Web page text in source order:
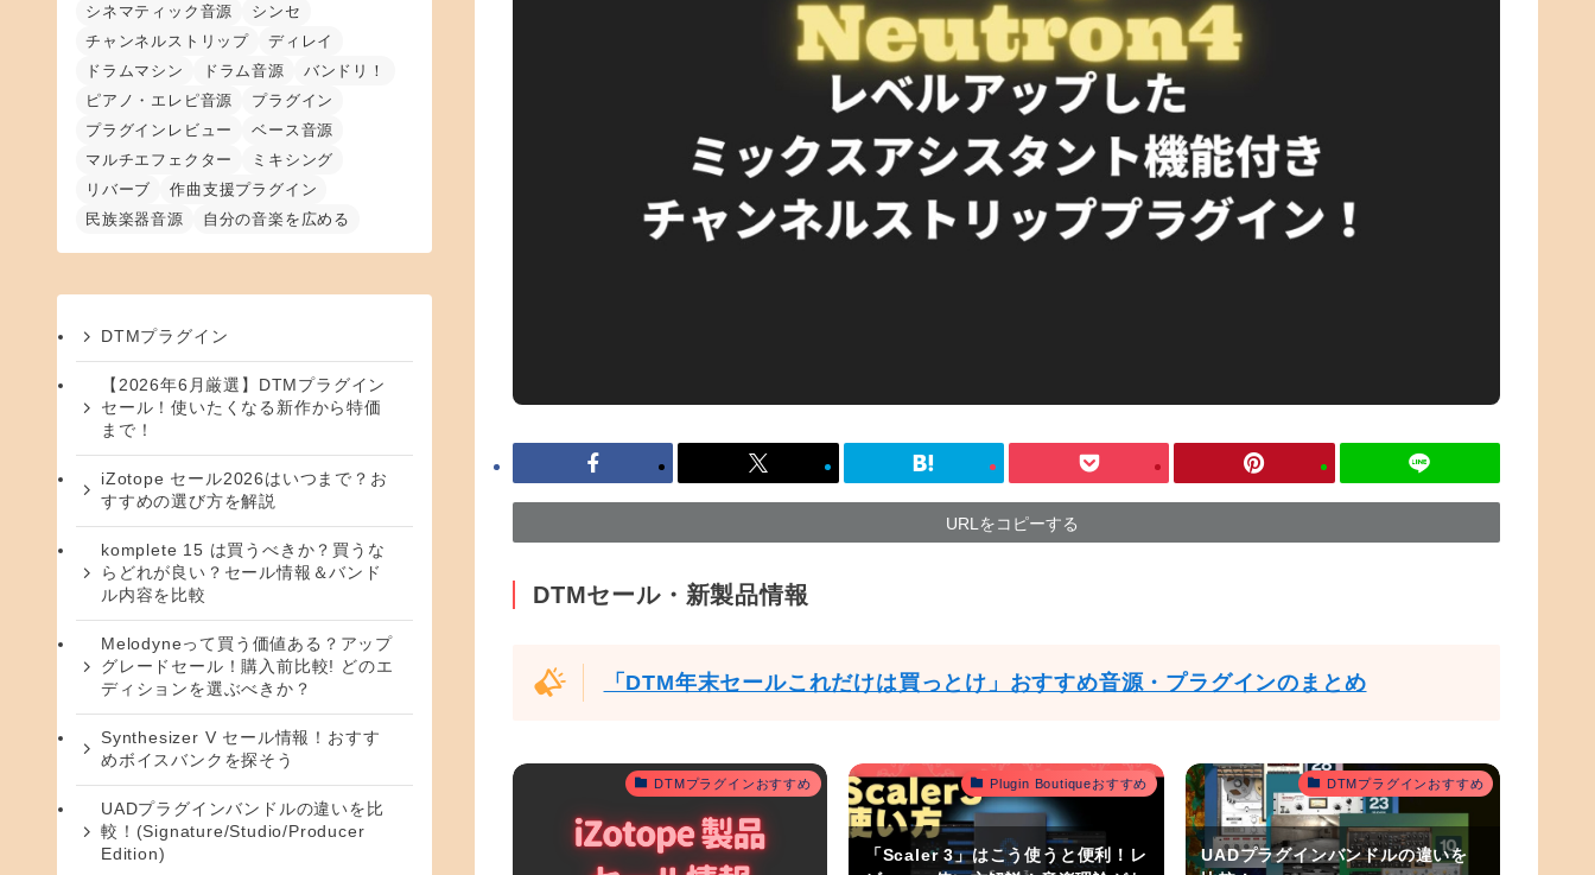
URLをコピーする
DTMセール・新製品情報
「DTM年末セールこれだけは買っとけ」おすすめ音源・プラグインのまとめ
DTMプラグインおすすめ Plugin Boutiqueおすすめ
「Scaler 3」はこう使うと便利！レ
DTMプラグインおすすめ
UADプラグインバンドルの違いを
シネマティック音源
シンセ
チャンネルストリップ
ディレイ
ドラムマシン
ドラム音源
バンドリ！
ピアノ・エレピ音源
プラグイン
プラグインレビュー
ベース音源
マルチエフェクター
ミキシング
リバーブ
作曲支援プラグイン
民族楽器音源
自分の音楽を広める
DTMプラグイン
【2026年6月厳選】DTMプラグイン
セール！使いたくなる新作から特価
まで！
iZotope セール2026はいつまで？お
すすめの選び方を解説
komplete 15 は買うべきか？買うな
らどれが良い？セール情報＆バンド
ル内容を比較
Melodyneって買う価値ある？アップ
グレードセール！購入前比較! どのエ
ディションを選ぶべきか？
Synthesizer V セール情報！おすす
めボイスバンクを探そう
UADプラグインバンドルの違いを比
較！(Signature/Studio/Producer
Edition)